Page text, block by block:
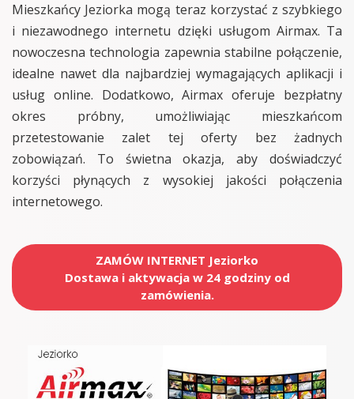
Mieszkańcy Jeziorka mogą teraz korzystać z szybkiego
i niezawodnego internetu dzięki usługom Airmax. Ta
nowoczesna technologia zapewnia stabilne połączenie,
idealne nawet dla najbardziej wymagających aplikacji i
usług online. Dodatkowo, Airmax oferuje bezpłatny
okres próbny, umożliwiając mieszkańcom
przetestowanie zalet tej oferty bez żadnych
zobowiązań. To świetna okazja, aby doświadczyć
korzyści płynących z wysokiej jakości połączenia
internetowego.
ZAMÓW INTERNET Jeziorko
Dostawa i aktywacja w 24 godziny od
zamówienia.